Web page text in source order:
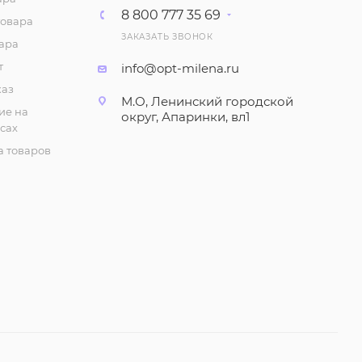
на
товаров
8 800 777 35 69
ЗАКАЗАТЬ ЗВОНОК
info@opt-milena.ru
М.О, Ленинский городской
округ, Апаринки, вл1